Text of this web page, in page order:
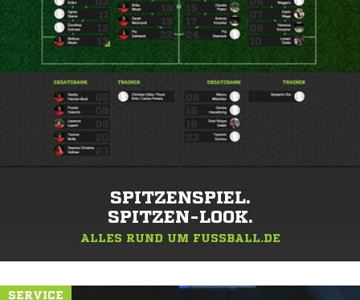
SPITZENSPIEL.
SPITZEN-LOOK.
ALLES RUND UM FUSSBALL.DE
SERVICE